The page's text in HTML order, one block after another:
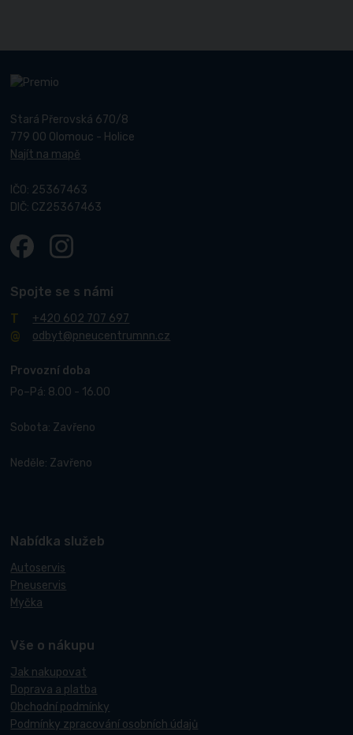
Stará Přerovská 670/8
779 00 Olomouc - Holice
Najít na mapě
IČO: 25367463
DIČ: CZ25367463
Spojte se s námi
+420 602 707 697
odbyt@pneucentrumnn.cz
Provozní doba
Po–Pá: 8.00 - 16.00
Sobota: Zavřeno
Neděle: Zavřeno
Nabídka služeb
Autoservis
Pneuservis
Myčka
Vše o nákupu
Jak nakupovat
Doprava a platba
Obchodní podmínky
Podmínky zpracování osobních údajů